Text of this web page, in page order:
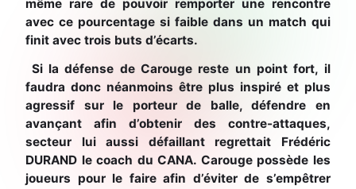
même rare de pouvoir remporter une rencontre
avec ce pourcentage si faible dans un match qui
finit avec trois buts d’écarts.
Si la défense de Carouge reste un point fort, il
faudra donc néanmoins être plus inspiré et plus
agressif sur le porteur de balle, défendre en
avançant afin d’obtenir des contre-attaques,
secteur lui aussi défaillant regrettait Frédéric
DURAND le coach du CANA. Carouge possède les
joueurs pour le faire afin d’éviter de s’empêtrer